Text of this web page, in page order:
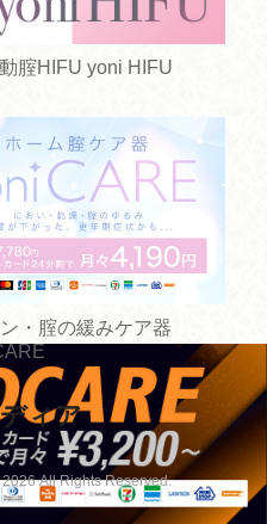
手術方法から探す
手術以外の治療から探す
腟HIFU yoni HIFU
・腟の緩みケア器
ィア
All Rights Reserved.